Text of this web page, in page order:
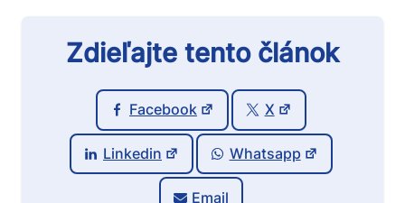
Zdieľajte tento článok
Facebook X
Linkedin Whatsapp
Email